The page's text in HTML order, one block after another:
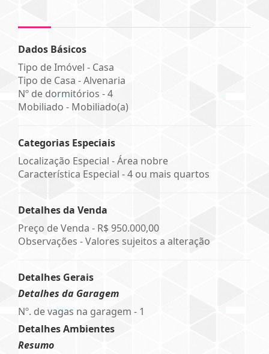
Dados Básicos
Tipo de Imóvel - Casa
Tipo de Casa - Alvenaria
Nº de dormitórios - 4
Mobiliado - Mobiliado(a)
Categorias Especiais
Localização Especial - Área nobre
Característica Especial - 4 ou mais quartos
Detalhes da Venda
Preço de Venda - R$ 950.000,00
Observações - Valores sujeitos a alteração
Detalhes Gerais
Detalhes da Garagem
Nº. de vagas na garagem - 1
Detalhes Ambientes
Resumo